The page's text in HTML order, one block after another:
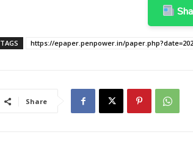
TAGS https://epaper.penpower.in/
Share